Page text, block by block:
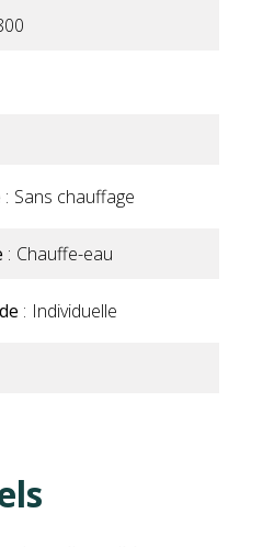
Sans chauffage
Chauffe-eau
Individuelle